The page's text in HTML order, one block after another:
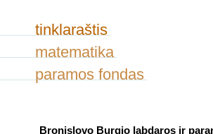
tinklaraštis
matematika
paramos fondas
Bronislovo Burgio labdaros ir